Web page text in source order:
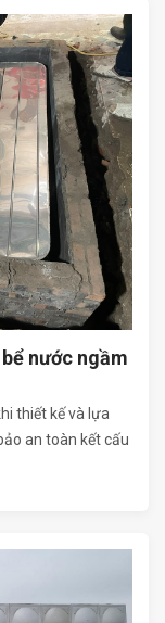
nước ngầm
thiết kế và lựa
an toàn kết cấu